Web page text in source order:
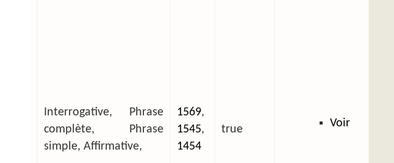
Interrogative, Phrase
complète, Phrase
simple, Affirmative,
1569,
1545,
1454
true Voir